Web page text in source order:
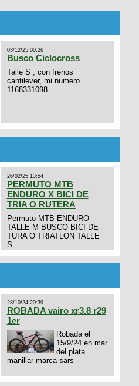
03/12/25 00:26
Busco Ciclocross
Talle S , con frenos
cantilever, mi numero
1168331098
26/02/25 13:54
PERMUTO MTB
ENDURO X BICI DE
TRIA O RUTERA
Permuto MTB ENDURO
TALLE M BUSCO BICI DE
TURA O TRIATLON TALLE
S.
28/10/24 20:39
ROBADA vairo xr3.8 r29
1er
Robada el
15/9/24 en mar
del plata
manillar marca sars